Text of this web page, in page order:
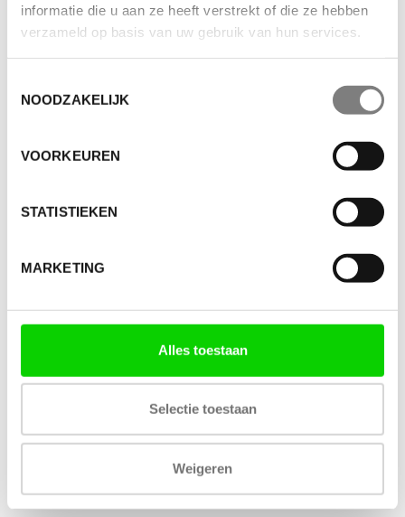
informatie die u aan ze heeft verstrekt of die ze hebben
verzameld op basis van uw gebruik van hun services.
NOODZAKELIJK
VOORKEUREN
STATISTIEKEN
MARKETING
Alles toestaan
Selectie toestaan
Weigeren